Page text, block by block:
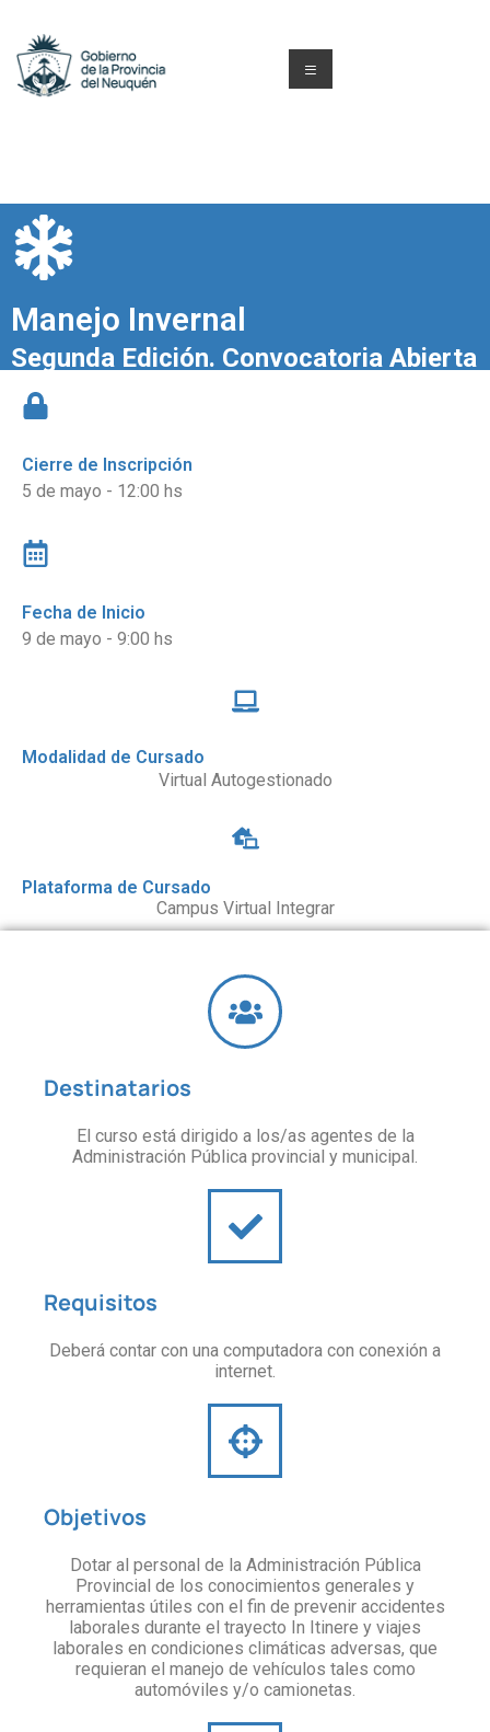
Manejo Invernal
Segunda Edición. Convocatoria Abierta
Cierre de Inscripción
5 de mayo - 12:00 hs
Fecha de Inicio
9 de mayo - 9:00 hs
Modalidad de Cursado
Virtual Autogestionado
Plataforma de Cursado
Campus Virtual Integrar
Destinatarios
El curso está dirigido a los/as agentes de la
Administración Pública provincial y municipal.
Requisitos
Deberá contar con una computadora con conexión a
internet.
Objetivos
Dotar al personal de la Administración Pública
Provincial de los conocimientos generales y
herramientas útiles con el fin de prevenir accidentes
laborales durante el trayecto In Itinere y viajes
laborales en condiciones climáticas adversas, que
requieran el manejo de vehículos tales como
automóviles y/o camionetas.